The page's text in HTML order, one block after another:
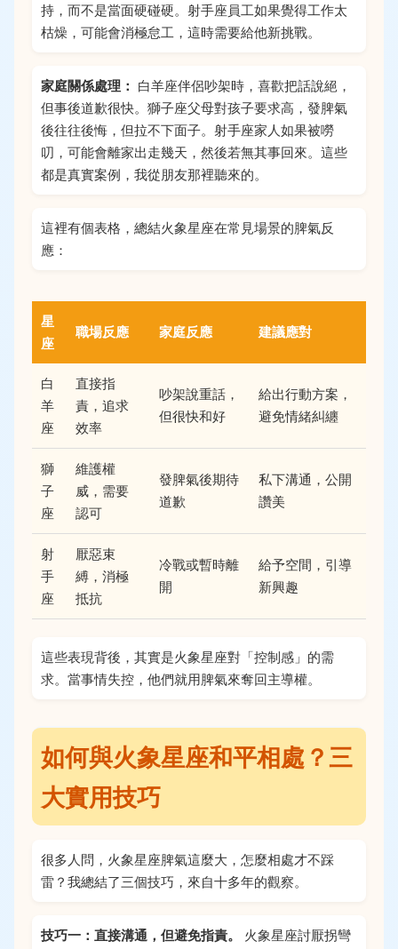
持，而不是當面硬碰硬。射手座員工如果覺得工作太
枯燥，可能會消極怠工，這時需要給他新挑戰。
家庭關係處理： 白羊座伴侶吵架時，喜歡把話說絕，
但事後道歉很快。獅子座父母對孩子要求高，發脾氣
後往往後悔，但拉不下面子。射手座家人如果被嘮
叨，可能會離家出走幾天，然後若無其事回來。這些
都是真實案例，我從朋友那裡聽來的。
這裡有個表格，總結火象星座在常見場景的脾氣反
應：
星
座
職場反應 家庭反應 建議應對
白
羊
座
直接指
責，追求
效率
吵架說重話，
但很快和好
給出行動方案，
避免情緒糾纏
獅
子
座
維護權
威，需要
認可
發脾氣後期待
道歉
私下溝通，公開
讚美
射
手
座
厭惡束
縛，消極
抵抗
冷戰或暫時離
開
給予空間，引導
新興趣
這些表現背後，其實是火象星座對「控制感」的需
求。當事情失控，他們就用脾氣來奪回主導權。
如何與火象星座和平相處？三
大實用技巧
很多人問，火象星座脾氣這麼大，怎麼相處才不踩
雷？我總結了三個技巧，來自十多年的觀察。
技巧一：直接溝通，但避免指責。
火象星座討厭拐彎